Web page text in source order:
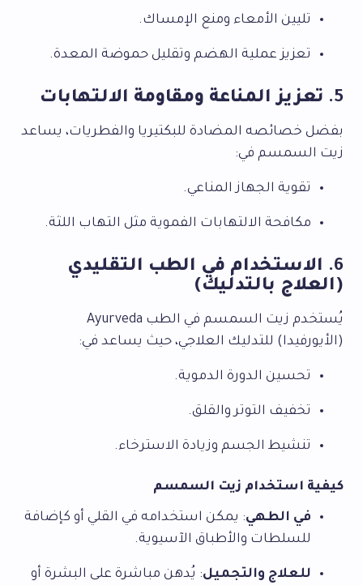
تليين الأمعاء ومنع الإمساك.
تعزيز عملية الهضم وتقليل حموضة المعدة.
5. تعزيز المناعة ومقاومة الالتهابات
بفضل خصائصه المضادة للبكتيريا والفطريات، يساعد
زيت السمسم في:
تقوية الجهاز المناعي.
مكافحة الالتهابات الفموية مثل التهاب اللثة.
6.
الاستخدام في الطب التقليدي
(العلاج بالتدليك)
يُستخدم زيت السمسم في الطب Ayurveda
(الأيورفيدا) للتدليك العلاجي، حيث يساعد في:
تحسين الدورة الدموية.
تخفيف التوتر والقلق.
تنشيط الجسم وزيادة الاسترخاء.
كيفية استخدام زيت السمسم
في الطهي: يمكن استخدامه في القلي أو كإضافة
للسلطات والأطباق الآسيوية.
للعلاج والتجميل: يُدهن مباشرة على البشرة أو